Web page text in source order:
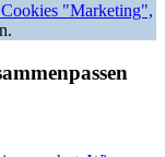
"Marketing",